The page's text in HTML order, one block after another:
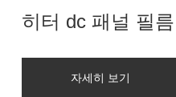
히터 dc 패널 필
자세히 보기